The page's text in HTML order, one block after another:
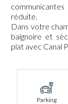
réduite.
Dans votre
baignoire et
plat avec Canal
Parking